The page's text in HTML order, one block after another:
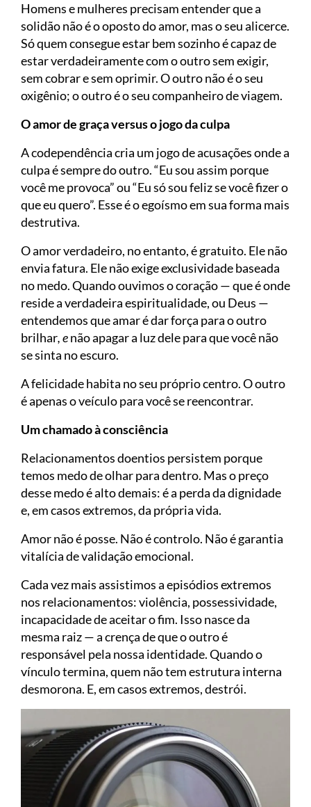
Homens e mulheres precisam entender que a
solidão não é o oposto do amor, mas o seu alicerce.
Só quem consegue estar bem sozinho é capaz de
estar verdadeiramente com o outro sem exigir,
sem cobrar e sem oprimir. O outro não é o seu
oxigênio; o outro é o seu companheiro de viagem.
O amor de graça versus o jogo da culpa
A codependência cria um jogo de acusações onde a
culpa é sempre do outro. “Eu sou assim porque
você me provoca” ou “Eu só sou feliz se você fizer o
que eu quero”. Esse é o egoísmo em sua forma mais
destrutiva.
O amor verdadeiro, no entanto, é gratuito. Ele não
envia fatura. Ele não exige exclusividade baseada
no medo. Quando ouvimos o coração — que é onde
reside a verdadeira espiritualidade, ou Deus —
entendemos que amar é dar força para o outro
brilhar, enão apagar a luz dele para que você não
se sinta no escuro.
A felicidade habita no seu próprio centro. O outro
é apenas o veículo para você se reencontrar.
Um chamado à consciência
Relacionamentos doentios persistem porque
temos medo de olhar para dentro. Mas o preço
desse medo é alto demais: é a perda da dignidade
e, em casos extremos, da própria vida.
Amor não é posse. Não é controlo. Não é garantia
vitalícia de validação emocional.
Cada vez mais assistimos a episódios extremos
nos relacionamentos: violência, possessividade,
incapacidade de aceitar o fim. Isso nasce da
mesma raiz — a crença de que o outro é
responsável pela nossa identidade. Quando o
vínculo termina, quem não tem estrutura interna
desmorona. E, em casos extremos, destrói.